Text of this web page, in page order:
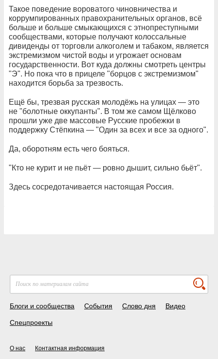
Такое поведение вороватого чиновничества и
коррумпированных правохранительных органов, всё
больше и больше смыкающихся с этнопреступными
сообществами, которые получают колоссальные
дивиденды от торговли алкоголем и табаком, является
экстремизмом чистой воды и угрожает основам
государственности. Вот куда должны смотреть центры
"Э". Но пока что в прицеле "борцов с экстремизмом"
находится борьба за трезвость.
Ещё бы, трезвая русская молодёжь на улицах — это
не "болотные оккупанты". В том же самом Щёлково
прошли уже две массовые Русские пробежки в
поддержку Стёпкина — "Один за всех и все за одного".
Да, оборотням есть чего бояться.
"Кто не курит и не пьёт — ровно дышит, сильно бьёт".
Здесь сосредотачивается настоящая Россия.
Блоги и сообщества События Слово дня Видео
Спецпроекты
О нас Контактная информация